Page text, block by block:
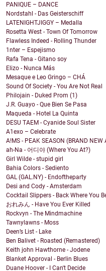
PANIQUE – DANCE
Nordstahl - Das Geisterschiff
LATENIGHTJIGGY – Medalla
Rosetta West - Town Of Tomorrow
Flawless Indeed - Rolling Thunder
1nter – Espejismo
Rafa Tena - Gitano soy
Elizo - Nunca Más
Mesaque e Leo Gringo – CHÁ
Sound Of Society - You Are Not Real
Philojain - Duked Prom (1)
J.R. Guayo - Que Bien Se Pasa
Maqueda - Hotel La Quinta
DESU TAEM - Cyanide Soul Sister
A1exo – Celebrate
A!MS - PEAK SEASON (BRAND NEW
ah-Na - 어디야 (Where You At?)
Girl Wilde - stupid girl
Bahia Colors - Sediento
GAL (GAL.NY) - Endoftheparty
Desi and Cody - Amsterdam
Cocktail Slippers - Back Where You
おれみん - Have You Ever Killed
Rockvyn - The Mindmachine
Tawnylawns - Moss
Deen’s List - Lake
Ben Balivet - Roasted (Remastered)
Keith john Hawthorne - Jodene
Blanket Approval - Berlin Blues
Duane Hoover - I Can't Decide